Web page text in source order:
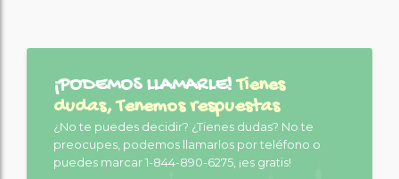
¡PODEMOS LLAMARLE!Tienes
dudas, Tenemos respuestas
¿No te puedes decidir? ¿Tienes dudas? No te
preocupes, podemos llamarlos por teléfono o
puedes marcar 1-844-890-6275, ¡es gratis!